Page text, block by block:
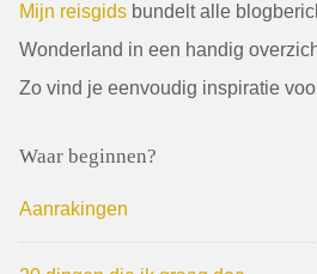
Mijn reisgids bundelt alle
Wonderland in een handig
Zo vind je eenvoudig inspiratie
Waar beginnen?
Aanrakingen